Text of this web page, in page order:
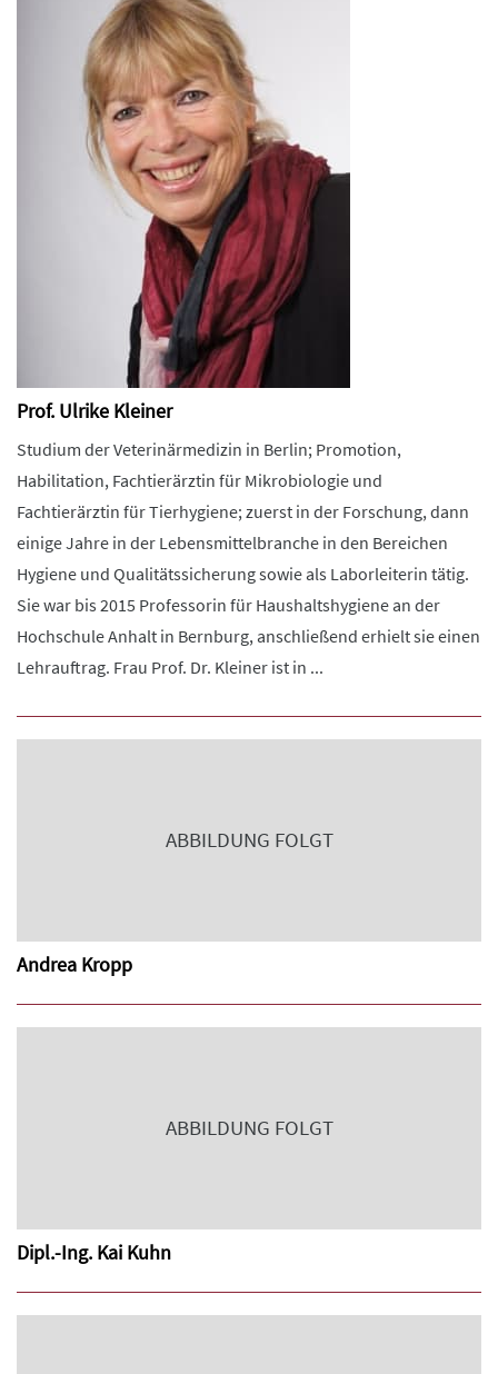
Prof. Ulrike Kleiner
Studium der Veterinärmedizin in Berlin; Promotion,
Habilitation, Fachtierärztin für Mikrobiologie und
Fachtierärztin für Tierhygiene; zuerst in der Forschung, dann
einige Jahre in der Lebensmittelbranche in den Bereichen
Hygiene und Qualitätssicherung sowie als Laborleiterin tätig.
Sie war bis 2015 Professorin für Haushaltshygiene an der
Hochschule Anhalt in Bernburg, anschließend erhielt sie einen
Lehrauftrag. Frau Prof. Dr. Kleiner ist in ...
ABBILDUNG FOLGT
Andrea Kropp
ABBILDUNG FOLGT
Dipl.-Ing. Kai Kuhn